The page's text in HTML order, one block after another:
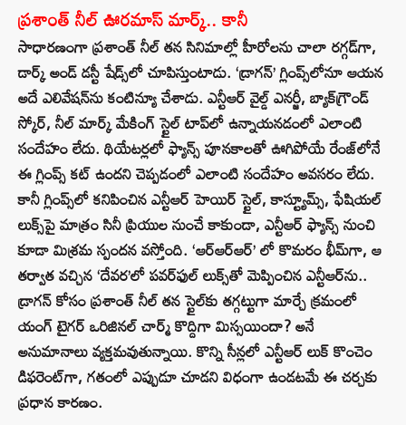
ప్రశాంత్ నీల్ ఊరమాస్ మార్క్.. కానీ
సాధారణంగా ప్రశాంత్ నీల్ తన సినిమాల్లో హీరోలను చాలా రగ్గడ్‌గా,
డార్క్‌ అండ్‌ డస్టీ షేడ్స్‌లో చూపిస్తుంటాడు. ‘డ్రాగన్’ గ్లింప్స్‌లోనూ ఆయన
అదే ఎలివేషన్‌ను కంటిన్యూ చేశాడు. ఎన్టీఆర్ వైల్డ్ ఎనర్జీ, బ్యాక్‌గ్రౌండ్
స్కోర్, నీల్ మార్క్ మేకింగ్ స్టైల్ టాప్‌లో ఉన్నాయనడంలో ఎలాంటి
సందేహం లేదు. థియేటర్లలో ఫ్యాన్స్ పూనకాలతో ఊగిపోయే రేంజ్‌లోనే
ఈ గ్లింప్స్ కట్ ఉందని చెప్పడంలో ఎలాంటి సందేహం అవసరం లేదు.
కానీ గ్లింప్స్‌లో కనిపించిన ఎన్టీఆర్ హెయిర్ స్టైల్, కాస్ట్యూమ్స్, ఫేషియల్
లుక్స్‌పై మాత్రం సినీ ప్రియుల నుంచే కాకుండా, ఎన్టీఆర్ ఫ్యాన్స్‌ నుంచి
కూడా మిశ్రమ స్పందన వస్తోంది. ‘ఆర్ఆర్ఆర్’ లో కొమరం భీమ్‌గా, ఆ
తర్వాత వచ్చిన ‘దేవర’లో పవర్‌ఫుల్ లుక్స్‌తో మెప్పించిన ఎన్టీఆర్‌ను..
డ్రాగన్‌ కోసం ప్రశాంత్ నీల్ తన స్టైల్‌కు తగ్గట్టుగా మార్చే క్రమంలో
యంగ్ టైగర్ ఒరిజినల్ చార్మ్ కొద్దిగా మిస్సయిందా? అనే
అనుమానాలు వ్యక్తమవుతున్నాయి. కొన్ని సీన్లలో ఎన్టీఆర్ లుక్ కొంచెం
డిఫరెంట్‌గా, గతంలో ఎప్పుడూ చూడని విధంగా ఉండటమే ఈ చర్చకు
ప్రధాన కారణం.